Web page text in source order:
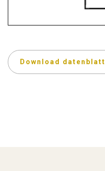
Download datenblatt